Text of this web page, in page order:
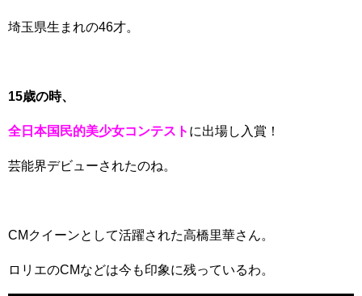
埼玉県生まれの46才。
15歳の時、
全日本国民的美少女コンテスト に出場し入賞！
芸能界デビューされたのね。
CMクイーンとして活躍された高橋里華さん。
ロリエのCMなどは今も印象に残っているわ。